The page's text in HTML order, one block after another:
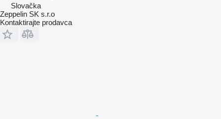
Slovačka
Zeppelin SK s.r.o
Kontaktirajte prodavca